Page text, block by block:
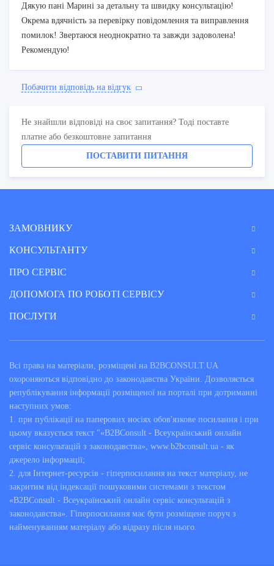
Дякую пані Марині за детальну та швидку консультацію!
Окрема вдячність за перевірку повідомлення та виправлення
помилок! Звертаюся неоднократно та завжди задоволена!
Рекомендую!
Побачити вiдповiдь на вiдгук
Не знайшли відповіді на своє запитання? Тоді поставте
платне або безкоштовне запитання
ПОСТАВИТИ ПИТАННЯ
ЗАМОВНИКУ
КОНСУЛЬТАНТУ
ПРО СЕРВІС
ДОПОМОГА ПО РОБОТІ СЕРВІСУ
ПОСЛУГИ
Всі права на матеріали, розміщені на B2BCONSULT.UA
охороняються відповідно до законодавства України. Дозволяється
републікування інформації розміщеної на порталі при дотриманні
наступних умов:
1. при публікації на паперових носіях обов'язкове посилання і при
цьому вказується текст "«B2BConsult - Всеукраїнський онлайн
сервіс консультацій з законодавства», www.b2bconsult.ua - як
джерело інформації;
2. для Інтернет-ресурсів - гіперпосилання на текст матеріалу, не
закритим від індексації пошуковими системами з текстом
«B2BConsult - Всеукраїнський онлайн сервіс консультацій з
законодавства». Гіперпосилання має бути розміщене поруч з
найменуванням матеріалу або відразу після нього.